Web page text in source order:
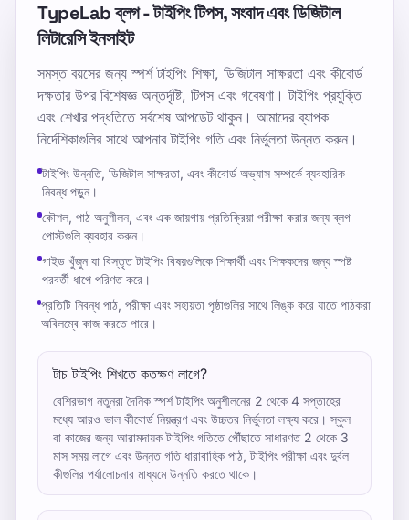
TypeLab ব্লগ - টাইপিং টিপস, সংবাদ এবং ডিজিটাল
লিটারেসি ইনসাইট
সমস্ত বয়সের জন্য স্পর্শ টাইপিং শিক্ষা, ডিজিটাল সাক্ষরতা এবং কীবোর্ড
দক্ষতার উপর বিশেষজ্ঞ অন্তর্দৃষ্টি, টিপস এবং গবেষণা। টাইপিং প্রযুক্তি
এবং শেখার পদ্ধতিতে সর্বশেষ আপডেট থাকুন। আমাদের ব্যাপক
নির্দেশিকাগুলির সাথে আপনার টাইপিং গতি এবং নির্ভুলতা উন্নত করুন।
টাইপিং উন্নতি, ডিজিটাল সাক্ষরতা, এবং কীবোর্ড অভ্যাস সম্পর্কে ব্যবহারিক
নিবন্ধ পড়ুন।
কৌশল, পাঠ অনুশীলন, এবং এক জায়গায় প্রতিক্রিয়া পরীক্ষা করার জন্য ব্লগ
পোস্টগুলি ব্যবহার করুন।
গাইড খুঁজুন যা বিস্তৃত টাইপিং বিষয়গুলিকে শিক্ষার্থী এবং শিক্ষকদের জন্য স্পষ্ট
পরবর্তী ধাপে পরিণত করে।
প্রতিটি নিবন্ধ পাঠ, পরীক্ষা এবং সহায়তা পৃষ্ঠাগুলির সাথে লিঙ্ক করে যাতে পাঠকরা
অবিলম্বে কাজ করতে পারে।
টাচ টাইপিং শিখতে কতক্ষণ লাগে?
বেশিরভাগ নতুনরা দৈনিক স্পর্শ টাইপিং অনুশীলনের 2 থেকে 4 সপ্তাহের
মধ্যে আরও ভাল কীবোর্ড নিয়ন্ত্রণ এবং উচ্চতর নির্ভুলতা লক্ষ্য করে। স্কুল
বা কাজের জন্য আরামদায়ক টাইপিং গতিতে পৌঁছাতে সাধারণত 2 থেকে 3
মাস সময় লাগে এবং উন্নত গতি ধারাবাহিক পাঠ, টাইপিং পরীক্ষা এবং দুর্বল
কীগুলির পর্যালোচনার মাধ্যমে উন্নতি করতে থাকে।